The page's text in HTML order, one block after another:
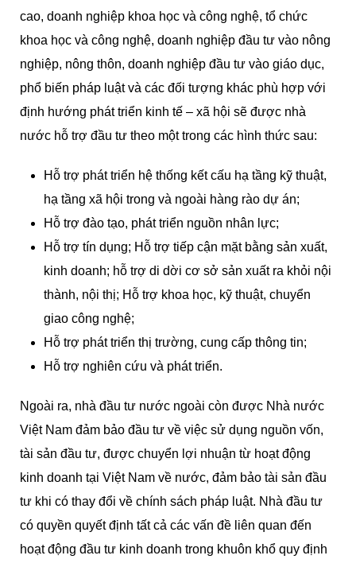
cao, doanh nghiệp khoa học và công nghệ, tổ chức
khoa học và công nghệ, doanh nghiệp đầu tư vào nông
nghiệp, nông thôn, doanh nghiệp đầu tư vào giáo dục,
phổ biến pháp luật và các đối tượng khác phù hợp với
định hướng phát triển kinh tế – xã hội sẽ được nhà
nước hỗ trợ đầu tư theo một trong các hình thức sau:
Hỗ trợ phát triển hệ thống kết cấu hạ tầng kỹ thuật,
hạ tầng xã hội trong và ngoài hàng rào dự án;
Hỗ trợ đào tạo, phát triển nguồn nhân lực;
Hỗ trợ tín dụng; Hỗ trợ tiếp cận mặt bằng sản xuất,
kinh doanh; hỗ trợ di dời cơ sở sản xuất ra khỏi nội
thành, nội thị; Hỗ trợ khoa học, kỹ thuật, chuyển
giao công nghệ;
Hỗ trợ phát triển thị trường, cung cấp thông tin;
Hỗ trợ nghiên cứu và phát triển.
Ngoài ra, nhà đầu tư nước ngoài còn được Nhà nước
Việt Nam đảm bảo đầu tư về việc sử dụng nguồn vốn,
tài sản đầu tư, được chuyển lợi nhuận từ hoạt động
kinh doanh tại Việt Nam về nước, đảm bảo tài sản đầu
tư khi có thay đổi về chính sách pháp luật. Nhà đầu tư
có quyền quyết định tất cả các vấn đề liên quan đến
hoạt động đầu tư kinh doanh trong khuôn khổ quy định